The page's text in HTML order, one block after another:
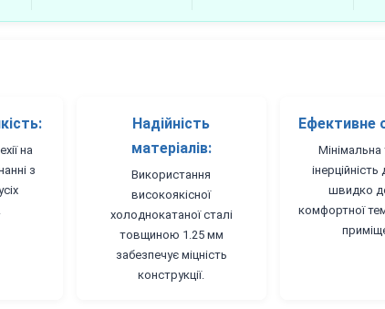
на
з
Надійність
матеріалів:
Використання
високоякісної
холоднокатаної сталі
товщиною 1.25 мм
забезпечує міцність
конструкції.
Ефективне
швидко
комфортної